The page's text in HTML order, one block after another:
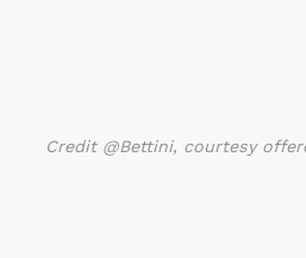
Credit @Bettini, courtesy